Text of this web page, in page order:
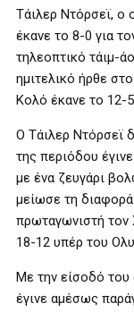
Τάιλερ Ντόρσεϊ, ο
έκανε το 8-0 για
τηλεοπτικό τάιμ-
ημιτελικό ήρθε
Κολό έκανε το 12-
Ο Τάιλερ Ντόρσεϊ
της περιόδου
με ένα ζευγάρι
μείωσε τη
πρωταγωνιστή τον
18-12 υπέρ του
Με την είσοδό του
έγινε αμέσως